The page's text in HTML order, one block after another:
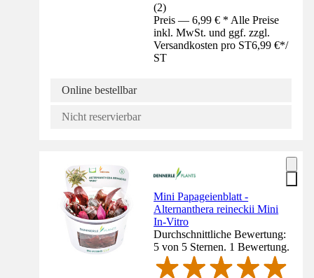
(2)
Preis — 6,99 € * Alle Preise
inkl. MwSt. und ggf. zzgl.
Versandkosten pro ST6,99 €*/
ST
Online bestellbar
Nicht reservierbar
Mini Papageienblatt -
Alternanthera reineckii Mini
In-Vitro
Durchschnittliche Bewertung:
5 von 5 Sternen. 1 Bewertung.